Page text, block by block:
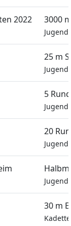
2022 3000
Jugend
25 m
Jugend
5
Jugend
20
Jugend
Jugend
30 m